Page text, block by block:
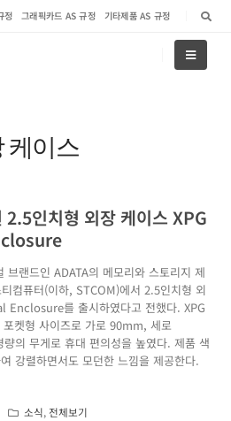
정 그래픽카드 AS 규정 기타제품 AS 규정
케이스
인치형 외장 케이스 XPG
랜드인 ADATA의 메모리와 스토리지 제
컴퓨터(이하, STCOM)에서 2.5인치형 외
Enclosure를 출시하였다고 전했다. XPG
켓형 사이즈로 가로 90mm, 세로
의 무게로 휴대 편의성을 높였다. 제품 색
강렬하면서도 모던한 느낌을 제공한다.
소식, 전체보기